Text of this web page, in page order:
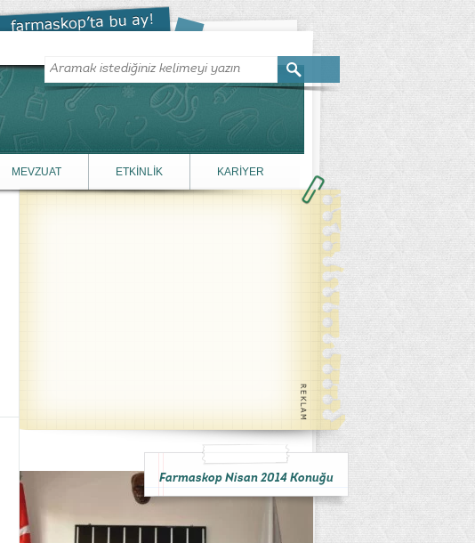
MEVZUAT ETKİNLİK KARİYER
Farmaskop Nisan 2014 Konuğu